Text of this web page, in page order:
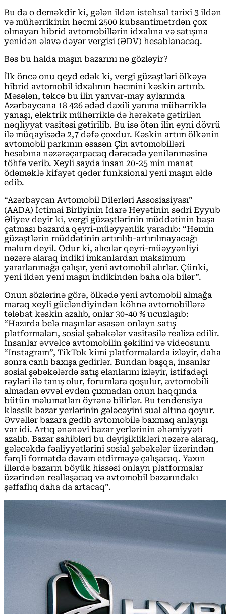
Bu da o deməkdir ki, gələn ildən istehsal tarixi 3 ildən
və mühərrikinin həcmi 2500 kubsantimetrdən çox
olmayan hibrid avtomobillərin idxalına və satışına
yenidən əlavə dəyər vergisi (ƏDV) hesablanacaq.
Bəs bu halda maşın bazarını nə gözləyir?
İlk öncə onu qeyd edək ki, vergi güzəştləri ölkəyə
hibrid avtomobil idxalının həcmini kəskin artırıb.
Məsələn, təkcə bu ilin yanvar-may aylarında
Azərbaycana 18 426 ədəd daxili yanma mühərriklə
yanaşı, elektrik mühərriklə də hərəkətə gətirilən
nəqliyyat vasitəsi gətirilib. Bu isə ötən ilin eyni dövrü
ilə müqayisədə 2,7 dəfə çoxdur. Kəskin artım ölkənin
avtomobil parkının əsasən Çin avtomobilləri
hesabına nəzərəçarpacaq dərəcədə yenilənməsinə
töhfə verib. Xeyli sayda insan 20-25 min manat
ödəməklə kifayət qədər funksional yeni maşın əldə
edib.
“Azərbaycan Avtomobil Dilerləri Assosiasiyası”
(AADA) İctimai Birliyinin İdarə Heyətinin sədri Eyyub
Əliyev deyir ki, vergi güzəştlərinin müddətinin başa
çatması bazarda qeyri-müəyyənlik yaradıb: “Həmin
güzəştlərin müddətinin artırılıb-artırılmayacağı
məlum deyil. Odur ki, alıcılar qeyri-müəyyənliyi
nəzərə alaraq indiki imkanlardan maksimum
yararlanmağa çalışır, yeni avtomobil alırlar. Çünki,
yeni ildən yeni maşın indikindən baha ola bilər”.
Onun sözlərinə görə, ölkədə yeni avtomobil almağa
maraq xeyli gücləndiyindən köhnə avtomobillərə
tələbat kəskin azalıb, onlar 30-40 % ucuzlaşıb:
“Hazırda belə maşınlar əsasən onlayn satış
platformaları, sosial şəbəkələr vasitəsilə realizə edilir.
İnsanlar əvvəlcə avtomobilin şəkilini və videosunu
“Instagram”, TikTok kimi platformalarda izləyir, daha
sonra canlı baxışa gedirlər. Bundan başqa, insanlar
sosial şəbəkələrdə satış elanlarını izləyir, istifadəçi
rəyləri ilə tanış olur, forumlara qoşulur, avtomobili
almadan əvvəl evdən çıxmadan onun haqqında
bütün məlumatları öyrənə bilirlər. Bu tendensiya
klassik bazar yerlərinin gələcəyini sual altına qoyur.
Əvvəllər bazara gedib avtomobilə baxmaq anlayışı
var idi. Artıq ənənəvi bazar yerlərinin əhəmiyyəti
azalıb. Bazar sahibləri bu dəyişiklikləri nəzərə alaraq,
gələcəkdə fəaliyyətlərini sosial şəbəkələr üzərindən
fərqli formatda davam etdirməyə çalışacaq. Yaxın
illərdə bazarın böyük hissəsi onlayn platformalar
üzərindən reallaşacaq və avtomobil bazarındakı
şəffaflıq daha da artacaq”.